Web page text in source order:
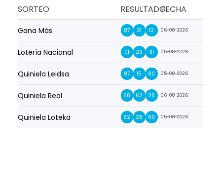
SORTEO RESULTADOFECHA
Gana Más 87 21 12 06-08-2026
Lotería Nacional 01 29 31 05-08-2026
Quiniela Leidsa 87 15 80 05-08-2026
Quiniela Real 68 62 25 06-08-2026
Quiniela Loteka 62 28 69 05-08-2026